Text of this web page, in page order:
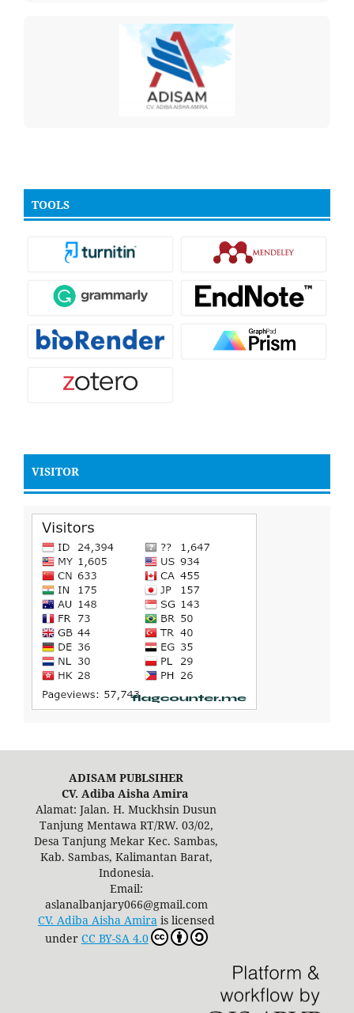
TOOLS
VISITOR
ADISAM PUBLSIHER
CV. Adiba Aisha Amira
Alamat: Jalan. H. Muckhsin Dusun
Tanjung Mentawa RT/RW. 03/02,
Desa Tanjung Mekar Kec. Sambas,
Kab. Sambas, Kalimantan Barat,
Indonesia.
Email:
aslanalbanjary066@gmail.com
CV. Adiba Aisha Amira is licensed
under CC BY-SA 4.0